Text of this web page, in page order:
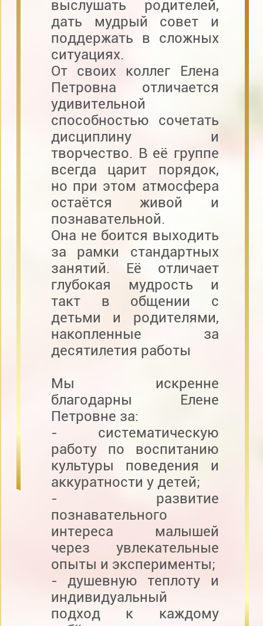
выслушать родителей,
дать мудрый совет и
поддержать в сложных
ситуациях.
От своих коллег Елена
Петровна отличается
удивительной
способностью сочетать
дисциплину и
творчество. В её группе
всегда царит порядок,
но при этом атмосфера
остаётся живой и
познавательной.
Она не боится выходить
за рамки стандартных
занятий. Её отличает
глубокая мудрость и
такт в общении с
детьми и родителями,
накопленные за
десятилетия работы
Мы искренне
благодарны Елене
Петровне за:
- систематическую
работу по воспитанию
культуры поведения и
аккуратности у детей;
- развитие
познавательного
интереса малышей
через увлекательные
опыты и эксперименты;
- душевную теплоту и
индивидуальный
подход к каждому